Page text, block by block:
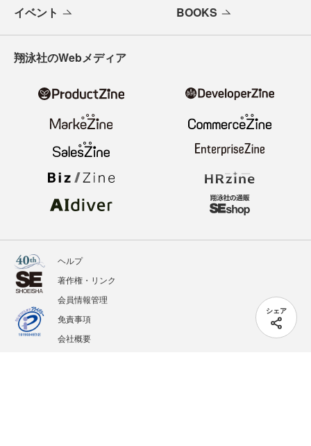
シェア
イベント BOOKS
翔泳社のWebメディア
ヘルプ
著作権・リンク
会員情報管理
免責事項
会社概要